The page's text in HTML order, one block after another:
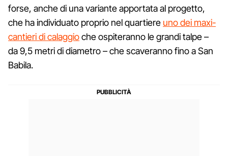
forse, anche di una variante apportata al progetto,
che ha individuato proprio nel quartiere uno dei maxi-
cantieri di calaggioche ospiteranno le grandi talpe –
da 9,5 metri di diametro – che scaveranno fino a San
Babila.